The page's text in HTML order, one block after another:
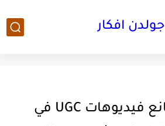
جولدن افكار
كيف تصبح صانع فيديوهات UGC في